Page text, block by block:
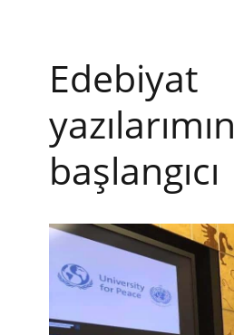
Edebiyat
yazılarımın
başlangıcı